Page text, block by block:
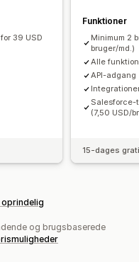
39 USD
Funktioner
Minimum 2
bruger/md.)
Alle
API-adgang
(7,50 USD/
15-dages
oprindelig
og brugsbaserede